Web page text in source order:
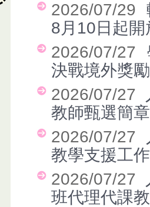
2026/07/29
8月10日起
2026/07/27
決戰境外獎
2026/07/27
教師甄選簡
2026/07/27
教學支援工
2026/07/27
班代理代課